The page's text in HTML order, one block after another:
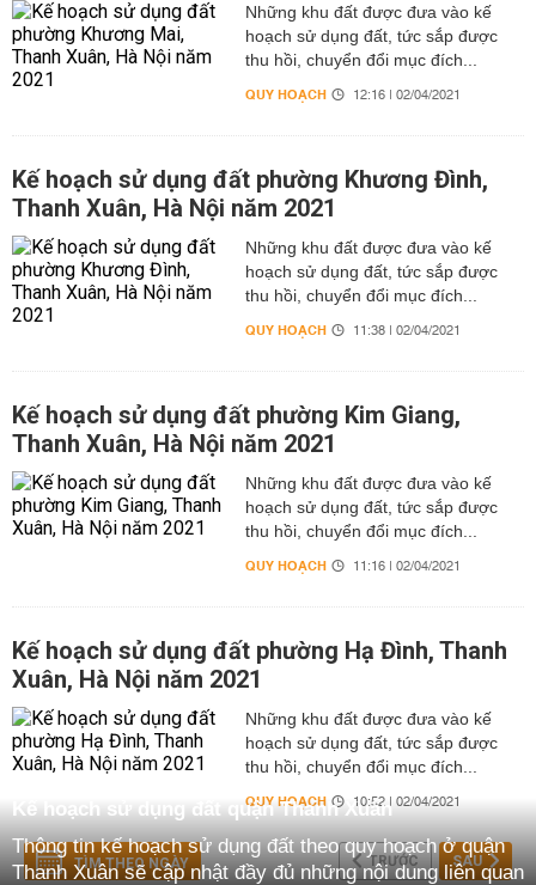
Những khu đất được đưa vào kế
hoạch sử dụng đất, tức sắp được
thu hồi, chuyển đổi mục đích...
QUY HOẠCH 12:16 | 02/04/2021
Kế hoạch sử dụng đất phường Khương Đình,
Thanh Xuân, Hà Nội năm 2021
Những khu đất được đưa vào kế
hoạch sử dụng đất, tức sắp được
thu hồi, chuyển đổi mục đích...
QUY HOẠCH 11:38 | 02/04/2021
Kế hoạch sử dụng đất phường Kim Giang,
Thanh Xuân, Hà Nội năm 2021
Những khu đất được đưa vào kế
hoạch sử dụng đất, tức sắp được
thu hồi, chuyển đổi mục đích...
QUY HOẠCH 11:16 | 02/04/2021
Kế hoạch sử dụng đất phường Hạ Đình, Thanh
Xuân, Hà Nội năm 2021
Những khu đất được đưa vào kế
hoạch sử dụng đất, tức sắp được
thu hồi, chuyển đổi mục đích...
QUY HOẠCH 10:52 | 02/04/2021
TÌM THEO NGÀY TRƯỚC SAU
Kế hoạch sử dụng đất quận Thanh Xuân
Thông tin kế hoạch sử dụng đất theo quy hoạch ở quận
Thanh Xuân sẽ cập nhật đầy đủ những nội dung liên quan